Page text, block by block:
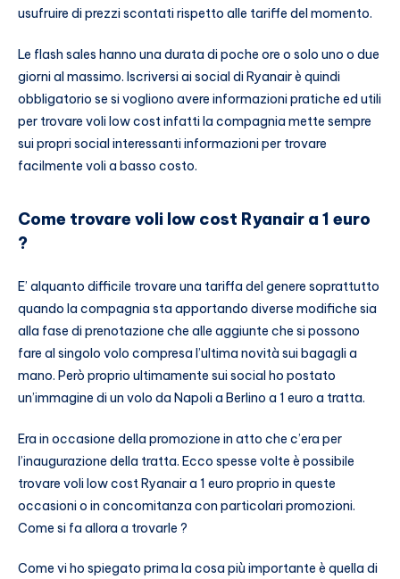
usufruire di prezzi scontati rispetto alle tariffe del momento.
Le flash sales hanno una durata di poche ore o solo uno o due
giorni al massimo. Iscriversi ai social di Ryanair è quindi
obbligatorio se si vogliono avere informazioni pratiche ed utili
per trovare voli low cost infatti la compagnia mette sempre
sui propri social interessanti informazioni per trovare
facilmente voli a basso costo.
Come trovare voli low cost Ryanair a 1 euro
?
E’ alquanto difficile trovare una tariffa del genere soprattutto
quando la compagnia sta apportando diverse modifiche sia
alla fase di prenotazione che alle aggiunte che si possono
fare al singolo volo compresa l’ultima novità sui bagagli a
mano. Però proprio ultimamente sui social ho postato
un’immagine di un volo da Napoli a Berlino a 1 euro a tratta.
Era in occasione della promozione in atto che c’era per
l’inaugurazione della tratta. Ecco spesse volte è possibile
trovare voli low cost Ryanair a 1 euro proprio in queste
occasioni o in concomitanza con particolari promozioni.
Come si fa allora a trovarle ?
Come vi ho spiegato prima la cosa più importante è quella di